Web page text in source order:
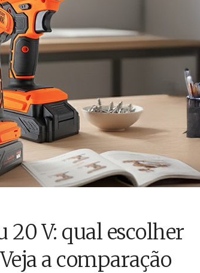
20 V: qual escolher
a comparação